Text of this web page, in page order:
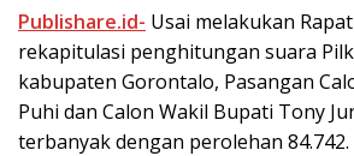
Publishare.id- Usai melakukan
rekapitulasi penghitungan suara
kabupaten Gorontalo, Pasangan
Puhi dan Calon Wakil Bupati Tony
terbanyak dengan perolehan 84.742.